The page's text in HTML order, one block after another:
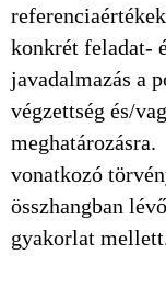
konkrét feladat-
javadalmazás a
végzettség és/
vonatkozó
összhangban
gyakorlat